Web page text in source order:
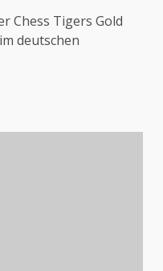
Chess Tigers Gold
deutschen